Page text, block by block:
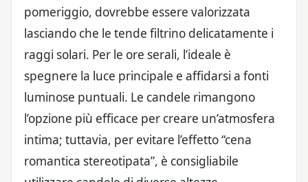
pomeriggio, dovrebbe essere valorizzata
lasciando che le tende filtrino delicatamente i
raggi solari. Per le ore serali, l’ideale è
spegnere la luce principale e affidarsi a fonti
luminose puntuali. Le candele rimangono
l’opzione più efficace per creare un’atmosfera
intima; tuttavia, per evitare l’effetto “cena
romantica stereotipata”, è consigliabile